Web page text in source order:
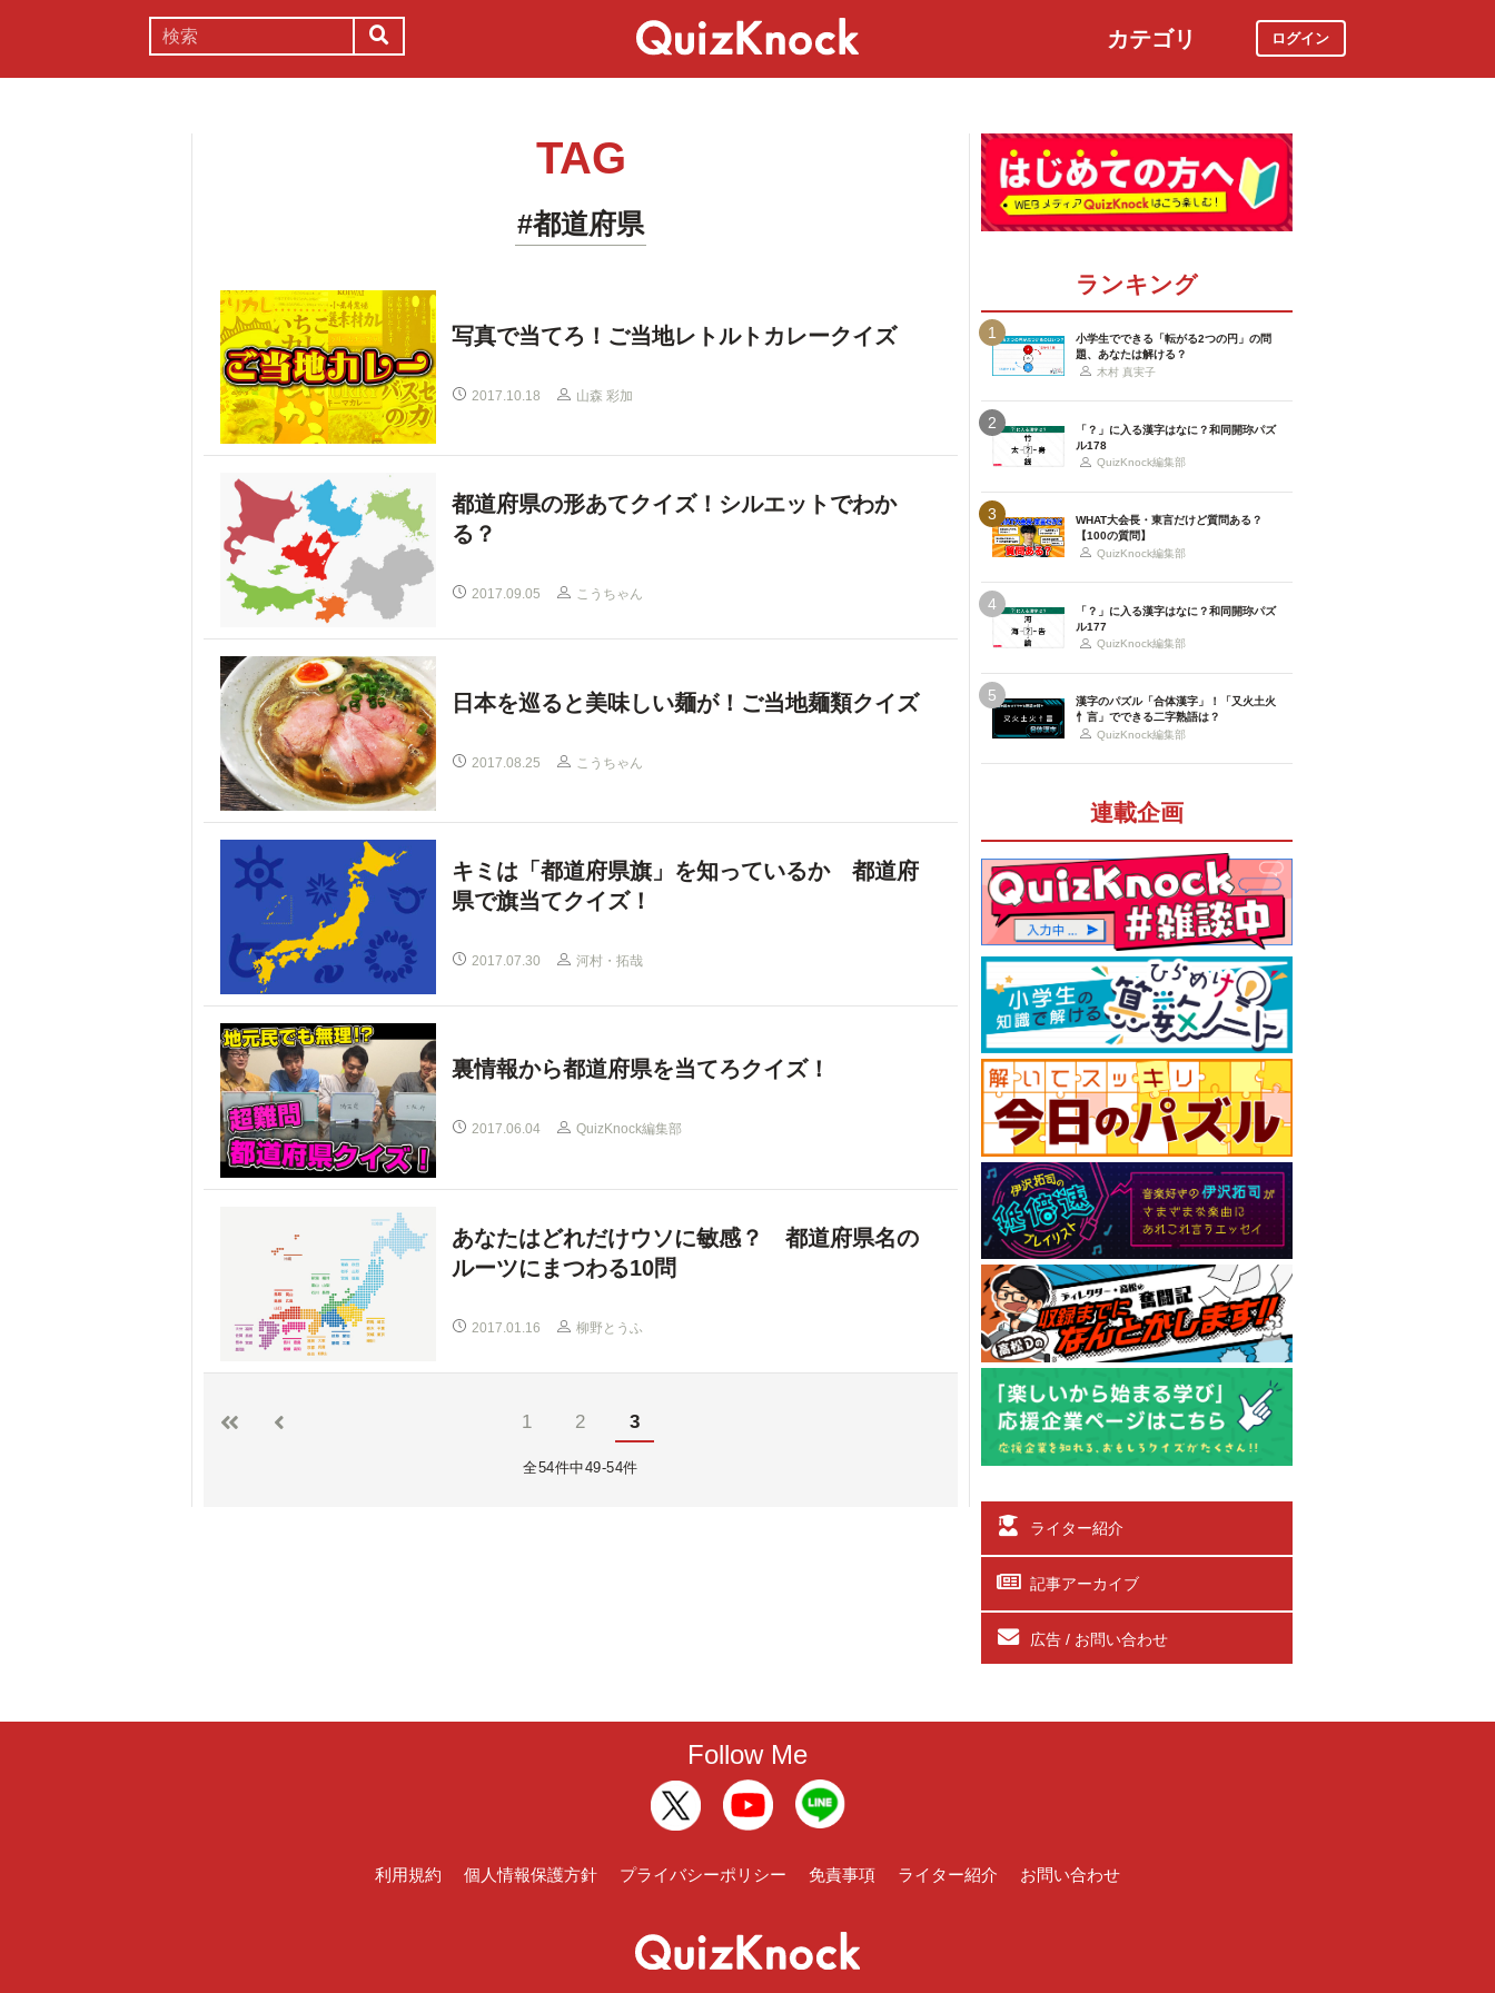
カテゴリ ログイン
TAG
#都道府県
写真で当てろ！ご当地レトルトカレークイズ
2017.10.18 山森 彩加
都道府県の形あてクイズ！シルエットでわか
る？
2017.09.05 こうちゃん
日本を巡ると美味しい麺が！ご当地麺類クイズ
2017.08.25 こうちゃん
キミは「都道府県旗」を知っているか 都道府
県で旗当てクイズ！
2017.07.30 河村・拓哉
裏情報から都道府県を当てろクイズ！
2017.06.04 QuizKnock編集部
あなたはどれだけウソに敏感？ 都道府県名の
ルーツにまつわる10問
2017.01.16 柳野とうふ
1 2 3
全54件中49-54件
ランキング
1
小学生でできる「転がる2つの円」の問
題、あなたは解ける？
木村 真実子
2
「？」に入る漢字はなに？和同開珎パズ
ル178
QuizKnock編集部
3
WHAT大会長・東言だけど質問ある？
【100の質問】
QuizKnock編集部
4
「？」に入る漢字はなに？和同開珎パズ
ル177
QuizKnock編集部
5
漢字のパズル「合体漢字」！「又火土火
忄言」でできる二字熟語は？
QuizKnock編集部
連載企画
ライター紹介
記事アーカイブ
広告 / お問い合わせ
Follow Me
利用規約 個人情報保護方針 プライバシーポリシー 免責事項 ライター紹介 お問い合わせ